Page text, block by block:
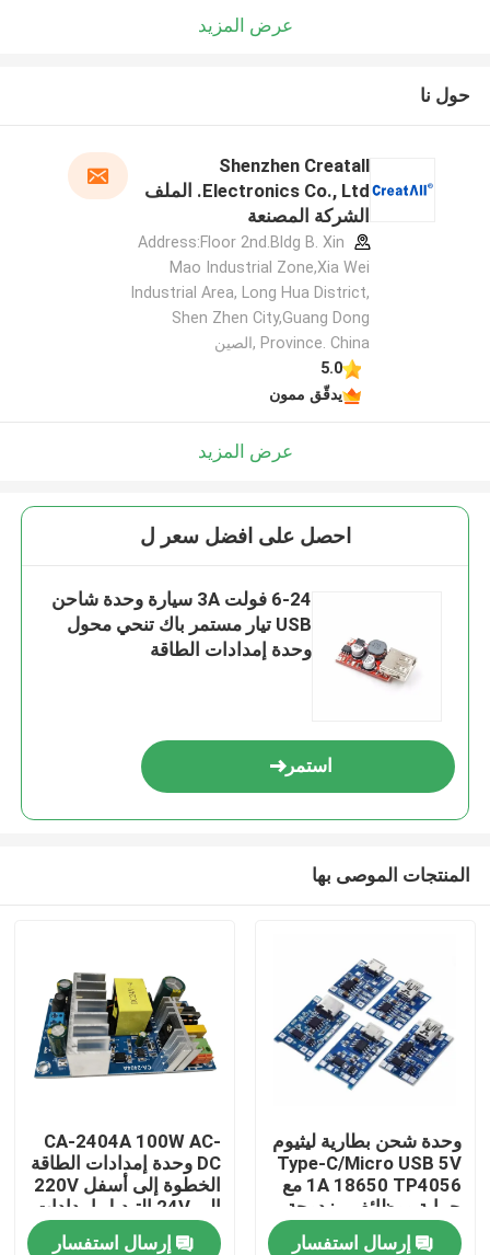
عرض المزيد
حول نا
Shenzhen Creatall
Electronics Co., Ltd. الملف
الشركة المصنعة
Address:Floor 2nd.Bldg B. Xin
Mao Industrial Zone,Xia Wei
Industrial Area, Long Hua District,
Shen Zhen City,Guang Dong
Province. China ,الصين
5.0
يدقّق ممون
عرض المزيد
احصل على افضل سعر ل
6-24 فولت 3A سيارة وحدة شاحن
USB تيار مستمر باك تنحي محول
وحدة إمدادات الطاقة
استمر
المنتجات الموصى بها
وحدة شحن بطارية ليثيوم
Type-C/Micro USB 5V
1A 18650 TP4056 مع
حماية ووظائف مزدوجة
إرسال استفسار
CA-2404A 100W AC-
DC وحدة إمدادات الطاقة
الخطوة إلى أسفل 220V
إلى 24V التبديل إمدادات
الطاقة
إرسال استفسار